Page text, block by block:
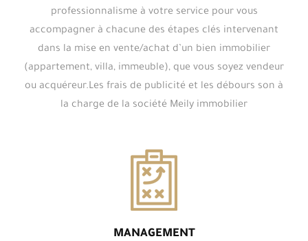
professionnalisme à votre service pour vous
accompagner à chacune des étapes clés intervenant
dans la mise en vente/achat d’un bien immobilier
(appartement, villa, immeuble), que vous soyez vendeur
ou acquéreur.Les frais de publicité et les débours son à
la charge de la société Meily immobilier
MANAGEMENT